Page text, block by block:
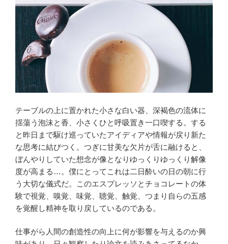
テーブルの上に置かれた小さな白い器、深褐色の流体に
揺蕩う泡沫と香、小さくひと呼吸置き一口喫する。する
と昨日まで駆け巡っていたアイディアや情報が戻り新た
な思考に結びつく。つぎに甘美な欠片が舌に融けると、
ぼんやりしていた想念が像となりゆっくりゆっくり解像
度が高まる…。僕にとってこれは二日酔いの日の朝に行
う大切な儀式だ。このエスプレッソとチョコレートの体
験で視覚、嗅覚、味覚、聴覚、触覚、つまり自らの五感
を覚醒し精神を取り戻しているのである。
仕事がら人間の創造性の向上に何が影響を与えるのか興